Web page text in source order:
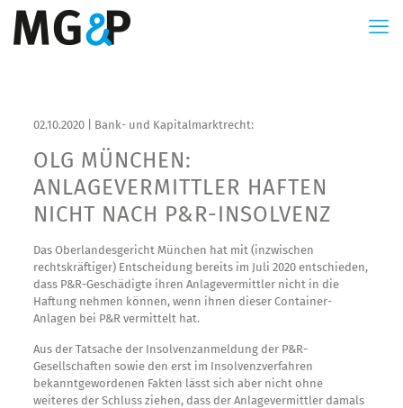
02.10.2020 | Bank- und Kapitalmarkt­recht:
OLG MÜNCHEN:
ANLAGEVERMITTLER HAFTEN
NICHT NACH P&R-INSOLVENZ
Das Oberlandesgericht München hat mit (inzwischen
rechtskräftiger) Entscheidung bereits im Juli 2020 entschieden,
dass P&R-Geschädigte ihren Anlagevermittler nicht in die
Haftung nehmen können, wenn ihnen dieser Container-
Anlagen bei P&R vermittelt hat.
Aus der Tatsache der Insolvenzanmeldung der P&R-
Gesellschaften sowie den erst im Insolvenzverfahren
bekanntgewordenen Fakten lässt sich aber nicht ohne
weiteres der Schluss ziehen, dass der Anlagevermittler damals